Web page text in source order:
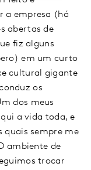
a empresa (há
abertas de
fiz alguns
em um curto
cultural gigante
os
dos meus
a vida toda, e
quais sempre me
ambiente de
trocar